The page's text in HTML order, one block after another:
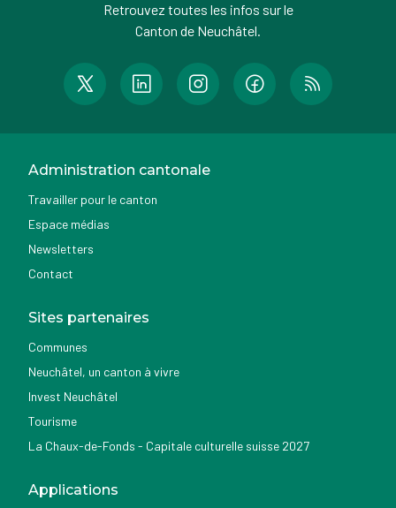
Retrouvez toutes les infos sur le
Canton de Neuchâtel.
Administration cantonale
Travailler pour le canton
Espace médias
Newsletters
Contact
Sites partenaires
Communes
Neuchâtel, un canton à vivre
Invest Neuchâtel
Tourisme
La Chaux-de-Fonds - Capitale culturelle suisse 2027
Applications